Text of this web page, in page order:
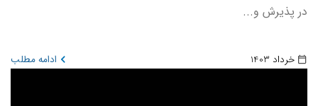
در پذیرش و...
خرداد 1403 ادامه مطلب